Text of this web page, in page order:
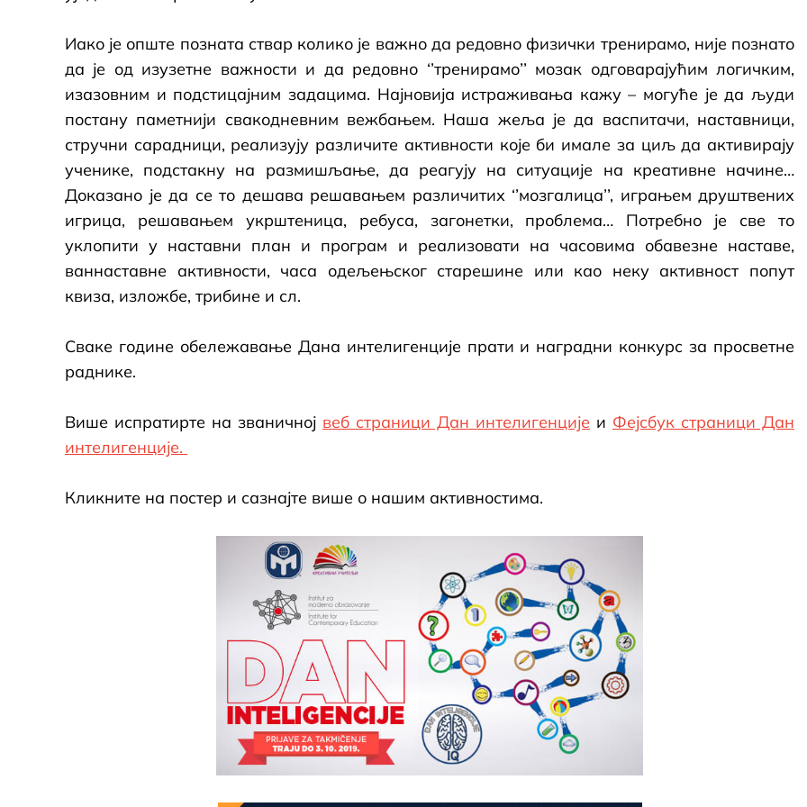
Иако је опште позната ствар колико је важно да редовно физички тренирамо, није познато
да је од изузетне важности и да редовно ‘’тренирамо’’ мозак одговарајућим логичким,
изазовним и подстицајним задацима. Најновија истраживања кажу – могуће је да људи
постану паметнији свакодневним вежбањем. Наша жеља је да васпитачи, наставници,
стручни сарадници, реализују различите активности које би имале за циљ да активирају
ученике, подстакну на размишљање, да реагују на ситуације на креативне начине…
Доказано је да се то дешава решавањем различитих ‘’мозгалица’’, играњем друштвених
игрица, решавањем укрштеница, ребуса, загонетки, проблема… Потребно је све то
уклопити у наставни план и програм и реализовати на часовима обавезне наставе,
ваннаставне активности, часа одељењског старешине или као неку активност попут
квиза, изложбе, трибине и сл.
Сваке године обележавање Дана интелигенције прати и наградни конкурс за просветне
раднике.
Више испратирте на званичној веб страници Дан интелигенције и Фејсбук страници Дан
интелигенције.
Кликните на постер и сазнајте више о нашим активностима.